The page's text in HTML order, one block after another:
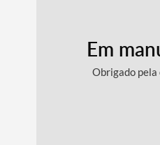
Em
Obrigado pela